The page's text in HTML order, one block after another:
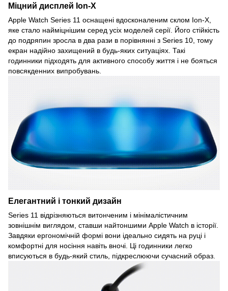
Міцний дисплей Ion-X
Apple Watch Series 11 оснащені вдосконаленим склом Ion-X,
яке стало найміцнішим серед усіх моделей серії. Його стійкість
до подряпин зросла в два рази в порівнянні з Series 10, тому
екран надійно захищений в будь-яких ситуаціях. Такі
годинники підходять для активного способу життя і не бояться
повсякденних випробувань.
Елегантний і тонкий дизайн
Series 11 відрізняються витонченим і мінімалістичним
зовнішнім виглядом, ставши найтоншими Apple Watch в історії.
Завдяки ергономічній формі вони ідеально сидять на руці і
комфортні для носіння навіть вночі. Ці годинники легко
вписуються в будь-який стиль, підкреслюючи сучасний образ.